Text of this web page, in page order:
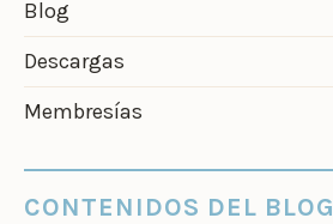
Blog
Descargas
Membresías
CONTENIDOS DEL BLOG